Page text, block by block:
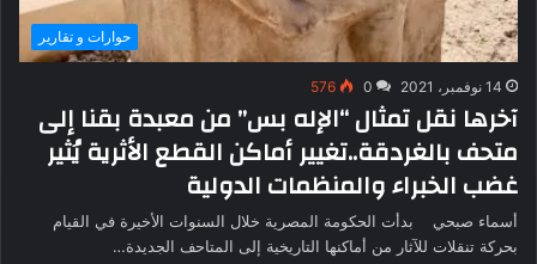
حوارات و تقارير
14 نوفمبر، 2021 0
576
آخرها نقل تمثال “الإله بس” من معبدة بقنا إلى
متحف بالغردقة..تغيير أماكن القطع الأثرية يُثير
غضب الخبراء والمنظمات الدولية
أسماء صبحي بدأت الحكومة المصرية خلال السنوات الأخيرة في القيام
بحركة تنقلات للآثار من أماكنها التاريخية إلى المتاحف الجديدة…